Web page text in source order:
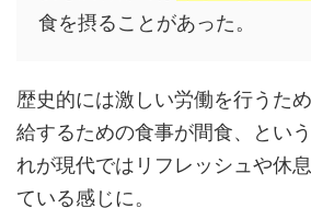
食を摂ることがあった。
歴史的には激しい労働を行うた
給するための食事が間食、とい
れが現代ではリフレッシュや休
ている感じに。